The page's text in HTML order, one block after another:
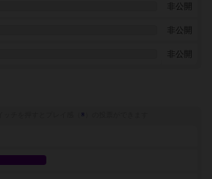
非公開
非公開
非公開
※